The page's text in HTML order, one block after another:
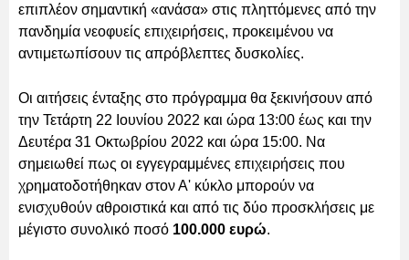
επιπλέον σημαντική «ανάσα» στις πληττόμενες από την
πανδημία νεοφυείς επιχειρήσεις, προκειμένου να
αντιμετωπίσουν τις απρόβλεπτες δυσκολίες.
Οι αιτήσεις ένταξης στο πρόγραμμα θα ξεκινήσουν από
την Τετάρτη 22 Ιουνίου 2022 και ώρα 13:00 έως και την
Δευτέρα 31 Οκτωβρίου 2022 και ώρα 15:00. Να
σημειωθεί πως οι εγγεγραμμένες επιχειρήσεις που
χρηματοδοτήθηκαν στον Α' κύκλο μπορούν να
ενισχυθούν αθροιστικά και από τις δύο προσκλήσεις με
μέγιστο συνολικό ποσό 100.000 ευρώ.